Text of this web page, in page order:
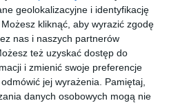
geolokalizacyjne i identyfikację
kliknąć, aby wyrazić zgodę
nas i naszych partnerów
też uzyskać dostęp do
i zmienić swoje preferencje
jej wyrażenia.
Pamiętaj,
danych osobowych mogą nie
klozetową
muszlą klozetową z jasną